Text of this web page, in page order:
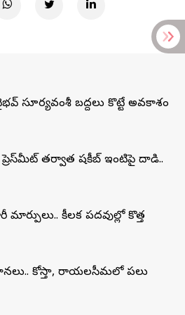
వైభవ్ సూర్యవంశీ బద్దలు కొట్టే అవకాశం
ప్రెస్‌మీట్‌ తర్వాత షకీబ్‌ ఇంటిపై దాడి..
కీలక పదవుల్లో కొత్త
కోస్తా, రాయలసీమలో పలు